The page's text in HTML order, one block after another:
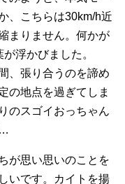
、こちらは30km/h近
まりません。何かが
浮かびました。
、張り合うのを諦め
の地点を過ぎてしま
のスゴイおっちゃん
が思い思いのことを
いです。カイトを揚